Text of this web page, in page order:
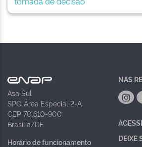
Asa Sul
SPO Área Especial 2-A
CEP 70.610-900
Brasília/DF
Horário de funcionamento
NAS
DEIXE